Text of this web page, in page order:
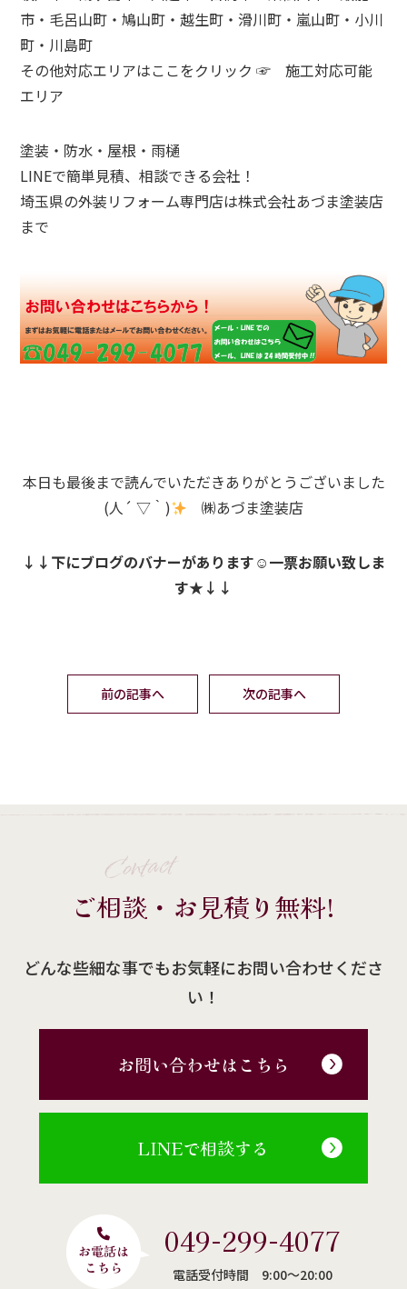
市・毛呂山町・鳩山町・越生町・滑川町・嵐山町・小川
町・川島町
その他対応エリアはここをクリック ☞施工対応可能
エリア
塗装・防水・屋根・雨樋
LINEで簡単見積、相談できる会社！
埼玉県の外装リフォーム専門店は株式会社あづま塗装店
まで
本日も最後まで読んでいただきありがとうございました
(人´ ▽｀)
㈱あづま塗装店
↓↓下にブログのバナーがあります☺一票お願い致しま
す★↓↓
前の記事へ 次の記事へ
Contact
ご相談・お見積り無料!
どんな些細な事でもお気軽にお問い合わせくださ
い！
お問い合わせはこちら
LINEで相談する
049-299-4077
電話受付時間 9:00〜20:00